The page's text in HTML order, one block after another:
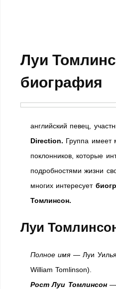
Луи
биография
английский певец,
Direction. Группа имеет
поклонников, которые
подробностями жизни
многих интересует
Томлинсон.
Луи
Полное имя— Луи
William Tomlinson).
Рост Луи Томлинсон—